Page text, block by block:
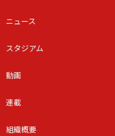
ニュース
スタジアム
動画
連載
組織概要